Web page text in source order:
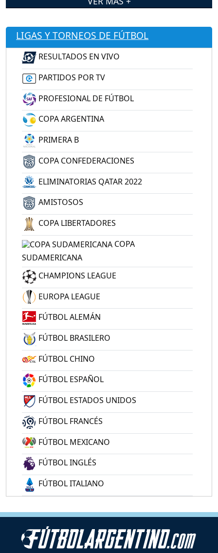
LIGAS Y TORNEOS DE FÚTBOL
RESULTADOS EN VIVO
PARTIDOS POR TV
PROFESIONAL DE FÚTBOL
COPA ARGENTINA
PRIMERA B
COPA CONFEDERACIONES
ELIMINATORIAS QATAR 2022
AMISTOSOS
COPA LIBERTADORES
COPA
SUDAMERICANA
CHAMPIONS LEAGUE
EUROPA LEAGUE
FÚTBOL ALEMÁN
FÚTBOL BRASILERO
FÚTBOL CHINO
FÚTBOL ESPAÑOL
FÚTBOL ESTADOS UNIDOS
FÚTBOL FRANCÉS
FÚTBOL MEXICANO
FÚTBOL INGLÉS
FÚTBOL ITALIANO